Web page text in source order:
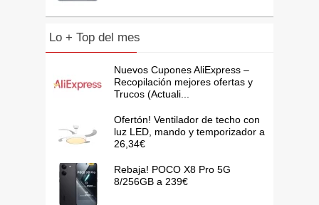
Lo + Top del mes
Nuevos Cupones AliExpress –
Recopilación mejores ofertas y
Trucos (Actuali...
Ofertón! Ventilador de techo con
luz LED, mando y temporizador a
26,34€
Rebaja! POCO X8 Pro 5G
8/256GB a 239€